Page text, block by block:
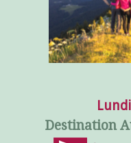
Destination